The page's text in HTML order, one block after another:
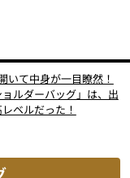
いて中身が一目瞭然！
ルダーバッグ」は、出
ベルだった！